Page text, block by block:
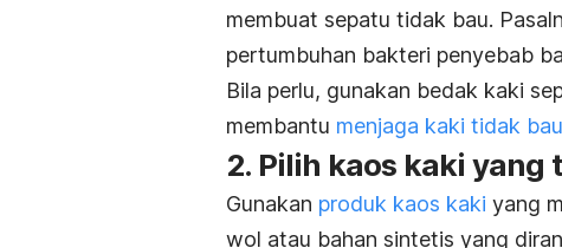
membuat sepatu tidak bau.
pertumbuhan bakteri penyebab
Bila perlu, gunakan bedak kaki
membantu menjaga kaki tidak bau
2. Pilih kaos kaki yang
Gunakan produk kaos kaki yang
wol atau bahan sintetis yang